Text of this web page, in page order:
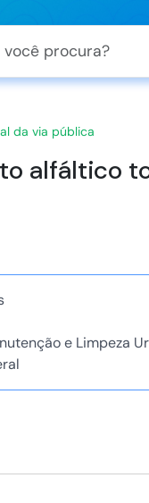
da via pública
alfáltico
e Limpeza